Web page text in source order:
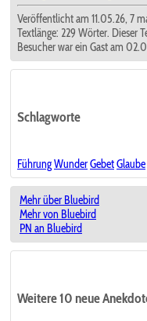
Veröffentlicht am 11.05.26, 7
Textlänge: 229 Wörter. Dieser
Besucher war ein Gast am
Schlagworte
FührungWunderGebetGlaube
Mehr über Bluebird
Mehr von Bluebird
PN an Bluebird
Weitere 10 neue